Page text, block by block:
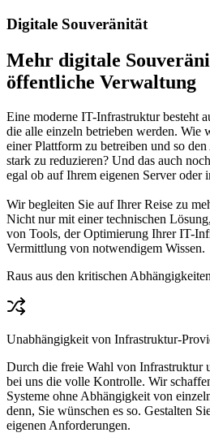
Digitale Souveränität
Mehr digitale
öffentliche Verwaltung
Eine moderne IT-Infrastruktur besteht
die alle einzeln betrieben werden. Wie
einer Plattform zu betreiben und so
stark zu reduzieren? Und das auch
egal ob auf Ihrem eigenen Server oder
Wir begleiten Sie auf Ihrer Reise zu
Nicht nur mit einer technischen
von Tools, der Optimierung Ihrer IT-
Vermittlung von notwendigem Wissen.
Raus aus den kritischen Abhängig­keiten
Unabhängigkeit von Infrastruktur-
Durch die freie Wahl von Infrastruktur
bei uns die volle Kontrolle. Wir
Systeme ohne Abhängigkeit von
denn, Sie wünschen es so. Gestalten
eigenen Anforderungen.